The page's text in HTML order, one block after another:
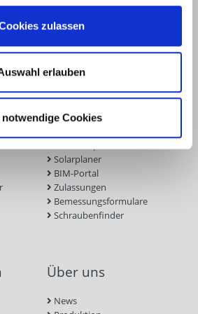
zulassen
erlauben
notwendige Cookies
Service
Terrassenplaner
Solarplaner
BIM-Portal
Zulassungen
Bemessungsformulare
Schraubenfinder
Über uns
News